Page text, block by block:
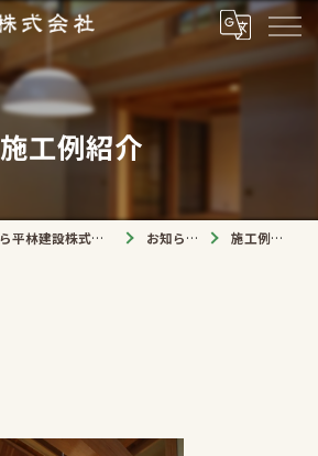
施工例紹介
大多喜町の工務店なら平林建設株式会社 お知らせ 施工例紹介